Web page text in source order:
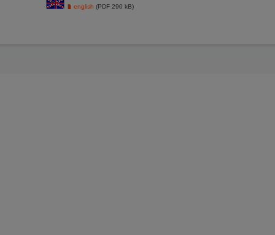
english (PDF 290 kB)